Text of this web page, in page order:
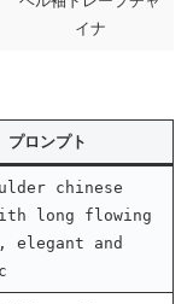
イナ
プロンプト
chinese
long flowing
elegant and